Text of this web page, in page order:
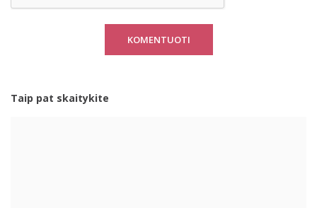
KOMENTUOTI
Taip pat skaitykite